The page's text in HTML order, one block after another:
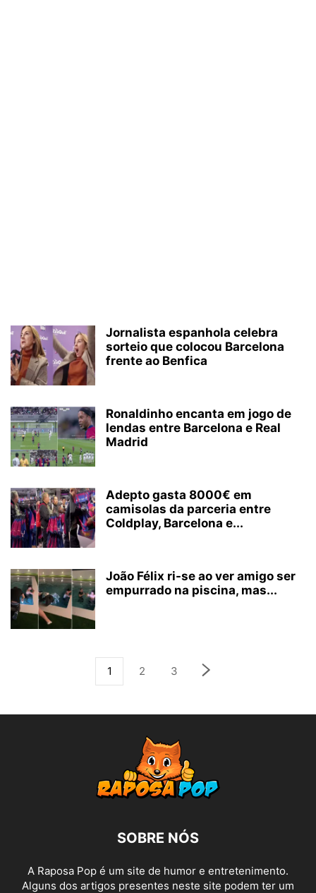
Jornalista espanhola celebra
sorteio que colocou Barcelona
frente ao Benfica
Ronaldinho encanta em jogo de
lendas entre Barcelona e Real
Madrid
Adepto gasta 8000€ em
camisolas da parceria entre
Coldplay, Barcelona e...
João Félix ri-se ao ver amigo ser
empurrado na piscina, mas...
1 2 3
SOBRE NÓS
A Raposa Pop é um site de humor e entretenimento.
Alguns dos artigos presentes neste site podem ter um